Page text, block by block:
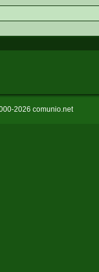
2026 comunio.net